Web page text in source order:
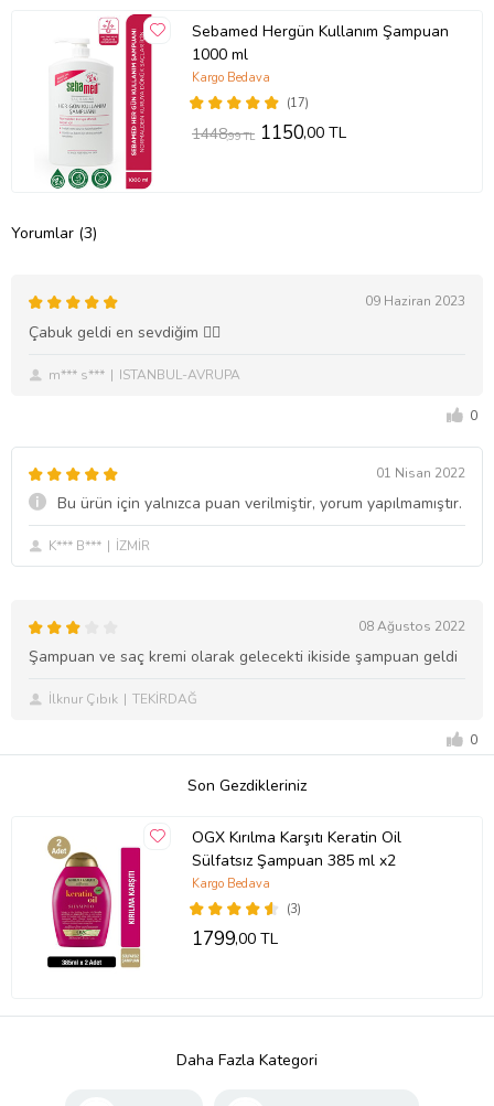
Sebamed Hergün Kullanım Şampuan
1000 ml
(17)
Kargo Bedava
1448,99 TL 1150,00 TL
Yorumlar (3)
09 Haziran 2023
Çabuk geldi en sevdiğim 👌🏻
m*** s*** ISTANBUL-AVRUPA
0
01 Nisan 2022
Bu ürün için yalnızca puan verilmiştir, yorum yapılmamıştır.
K*** B*** İZMİR
08 Ağustos 2022
Şampuan ve saç kremi olarak gelecekti ikiside şampuan geldi
İlknur Çıbık TEKİRDAĞ
0
Son Gezdikleriniz
OGX Kırılma Karşıtı Keratin Oil
Sülfatsız Şampuan 385 ml x2
(3)
Kargo Bedava
1799,00 TL
Daha Fazla Kategori